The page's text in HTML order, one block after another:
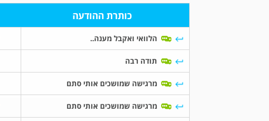
כותרת ההודעה
הלוואי ואקבל מענה..
תודה רבה
מרגישה שמושכים אותי סתם
מרגישה שמושכים אותי סתם